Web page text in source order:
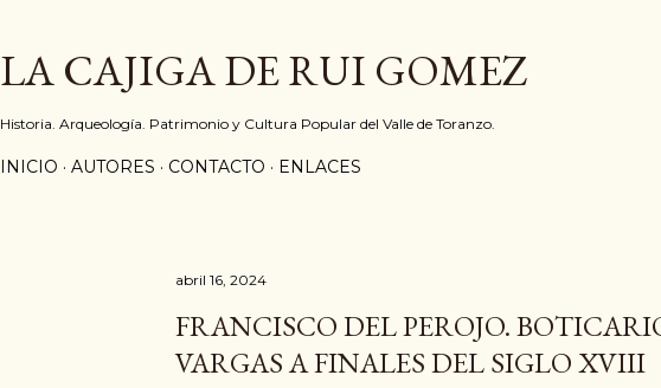
LA CAJIGA DE RUI GOMEZ
Historia. Arqueología. Patrimonio y Cultura Popular del Valle de Toranzo.
INICIO AUTORES CONTACTO ENLACES
abril 16, 2024
FRANCISCO DEL PEROJO.
VARGAS A FINALES DEL SIGLO XVIII